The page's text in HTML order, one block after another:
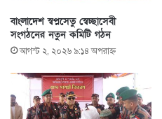
বাংলাদেশ স্বপ্নসেতু স্বেচ্ছাসেবী
সংগঠনের নতুন কমিটি গঠন
আগস্ট ২, ২০২৬ ৯:১৪ অপরাহ্ণ